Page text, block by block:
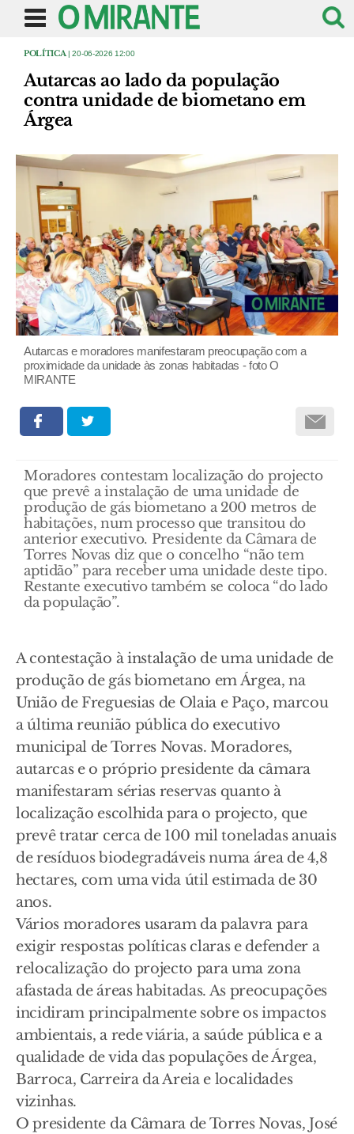
POLÍTICA | 20-06-2026 12:00
Autarcas ao lado da população
contra unidade de biometano em
Árgea
Autarcas e moradores manifestaram preocupação com a
proximidade da unidade às zonas habitadas - foto O
MIRANTE
Moradores contestam localização do projecto
que prevê a instalação de uma unidade de
produção de gás biometano a 200 metros de
habitações, num processo que transitou do
anterior executivo. Presidente da Câmara de
Torres Novas diz que o concelho “não tem
aptidão” para receber uma unidade deste tipo.
Restante executivo também se coloca “do lado
da população”.
A contestação à instalação de uma unidade de
produção de gás biometano em Árgea, na
União de Freguesias de Olaia e Paço, marcou
a última reunião pública do executivo
municipal de Torres Novas. Moradores,
autarcas e o próprio presidente da câmara
manifestaram sérias reservas quanto à
localização escolhida para o projecto, que
prevê tratar cerca de 100 mil toneladas anuais
de resíduos biodegradáveis numa área de 4,8
hectares, com uma vida útil estimada de 30
anos.
Vários moradores usaram da palavra para
exigir respostas políticas claras e defender a
relocalização do projecto para uma zona
afastada de áreas habitadas. As preocupações
incidiram principalmente sobre os impactos
ambientais, a rede viária, a saúde pública e a
qualidade de vida das populações de Árgea,
Barroca, Carreira da Areia e localidades
vizinhas.
O presidente da Câmara de Torres Novas, José